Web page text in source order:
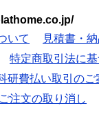
いて
見積書・
特定商取引法に
研費払い取引のご
ご注文の取り消し